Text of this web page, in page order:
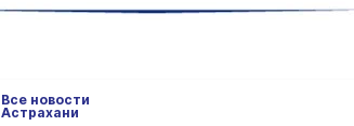
Все новости
Астрахани